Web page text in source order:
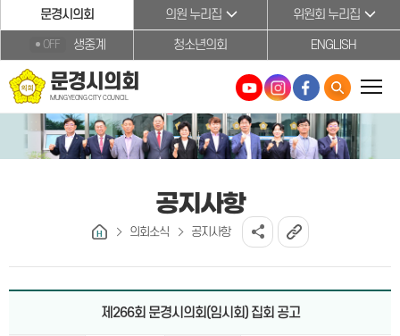
본문바로가기문경시의회 의원 누리집 위원회 누리집
OFF 생중계 청소년의회 ENGLISH
문경시의회
MUNGYEONG CITY COUNCIL
공지사항
의회소식 공지사항
제266회 문경시의회(임시회) 집회 공고